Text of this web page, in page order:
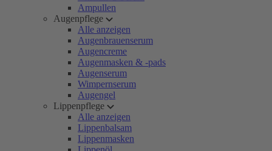
Ampullen
Augenpflege
Alle anzeigen
Augenbrauenserum
Augencreme
Augenmasken & -pads
Augenserum
Wimpernserum
Augengel
Lippenpflege
Alle anzeigen
Lippenbalsam
Lippenmasken